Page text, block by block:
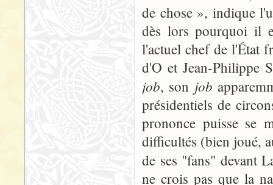
de chose », indique
dès lors pourquoi il
l'actuel chef de l'État
d'O et Jean-Philippe
job, son job
présidentiels de
prononce puisse se
difficultés (bien joué,
de ses "fans" devant
ne crois pas que la